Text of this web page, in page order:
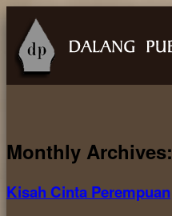
Monthly Archives:
Kisah Cinta Perempuan